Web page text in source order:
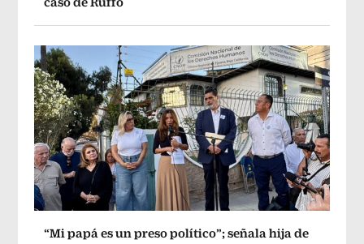
“Mi papá es un preso político”; señala hija de